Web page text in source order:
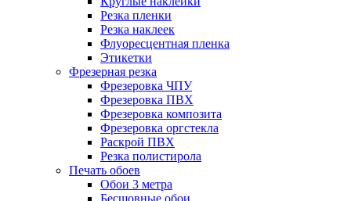
Резка пленки
Резка наклеек
Флуоресцентная пленка
Этикетки
Фрезерная резка
Фрезеровка ЧПУ
Фрезеровка ПВХ
Фрезеровка композита
Фрезеровка оргстекла
Раскрой ПВХ
Резка полистирола
Печать обоев
Обои 3 метра
Бесшовные обои